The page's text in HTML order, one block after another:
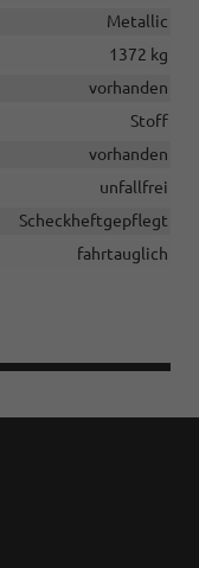
Metallic
1372 kg
vorhanden
Stoff
vorhanden
unfallfrei
Scheckheftgepflegt
fahrtauglich